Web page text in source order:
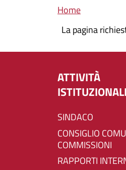
Briciole di
Home
La pagina
ATTIVITÀ
ISTITUZIONALI
SINDACO
CONSIGLIO COMUNALE E
COMMISSIONI
RAPPORTI